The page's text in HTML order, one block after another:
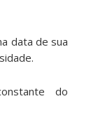
data de sua
do